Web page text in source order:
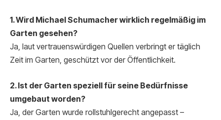
1. Wird Michael Schumacher wirklich regelmäßig im
Garten gesehen?
Ja, laut vertrauenswürdigen Quellen verbringt er täglich
Zeit im Garten, geschützt vor der Öffentlichkeit.
2. Ist der Garten speziell für seine Bedürfnisse
umgebaut worden?
Ja, der Garten wurde rollstuhlgerecht angepasst –